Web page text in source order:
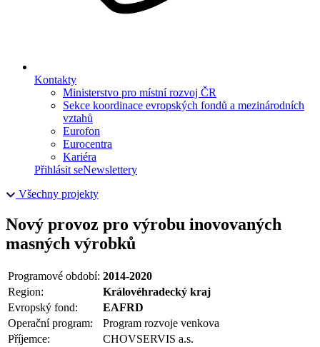
Kontakty
Ministerstvo pro místní rozvoj ČR
Sekce koordinace evropských fondů a mezinárodních
vztahů
Eurofon
Eurocentra
Kariéra
Přihlásit seNewslettery
Všechny projekty
Nový provoz pro výrobu inovovaných
masných výrobků
Programové období: 2014-2020
Region:
Královéhradecký kraj
Evropský fond:
EAFRD
Operační program:
Program rozvoje venkova
Příjemce:
CHOVSERVIS a.s.